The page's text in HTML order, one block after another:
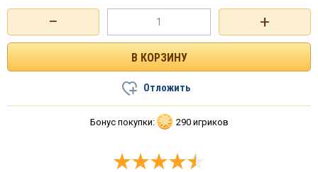
+
−
Отложить
Бонус покупки: 290 игриков